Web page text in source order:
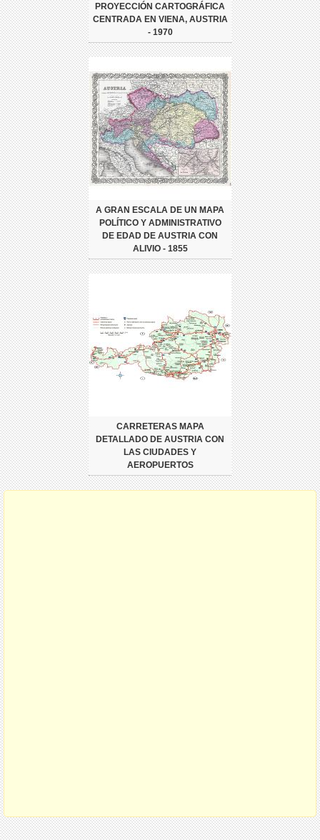
PROYECCIÓN CARTOGRÁFICA
CENTRADA EN VIENA, AUSTRIA
- 1970
A GRAN ESCALA DE UN MAPA
POLÍTICO Y ADMINISTRATIVO
DE EDAD DE AUSTRIA CON
ALIVIO - 1855
CARRETERAS MAPA
DETALLADO DE AUSTRIA CON
LAS CIUDADES Y
AEROPUERTOS